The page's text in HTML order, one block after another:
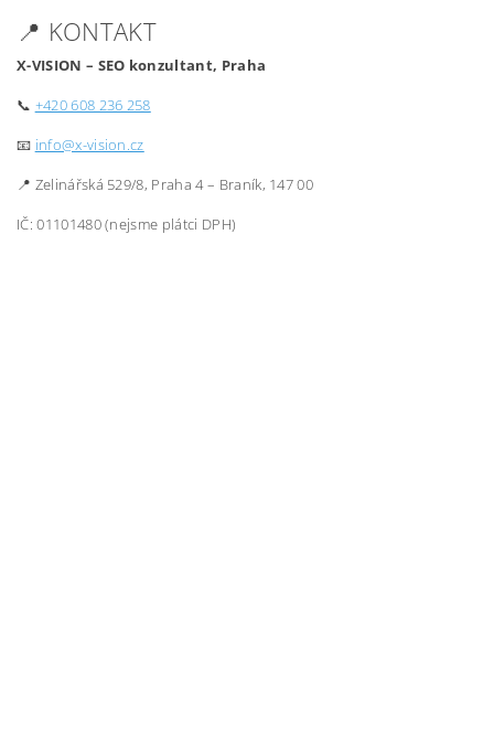
📍 KONTAKT
X-VISION – SEO konzultant, Praha
📞 +420 608 236 258
📧 info@x-vision.cz
📍 Zelinářská 529/8, Praha 4 – Braník, 147 00
IČ: 01101480 (nejsme plátci DPH)